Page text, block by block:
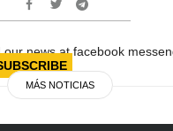
our news at facebook
MÁS NOTICIAS